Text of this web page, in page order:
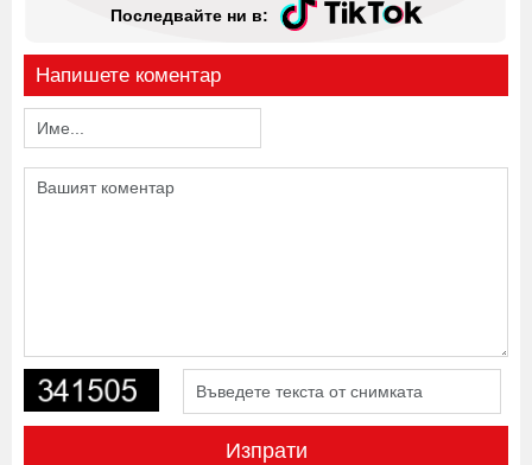
Последвайте ни в:
Напишете коментар